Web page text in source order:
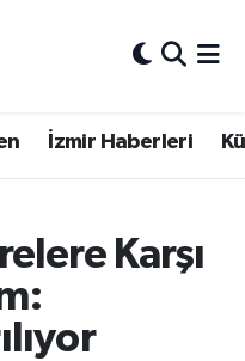
İzmir Haberleri
Karşı
Fikstür